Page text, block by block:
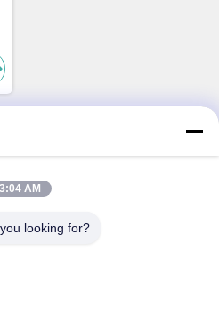
Distrik Huishan, Kota Wuxi,
3:04 AM
looking for?